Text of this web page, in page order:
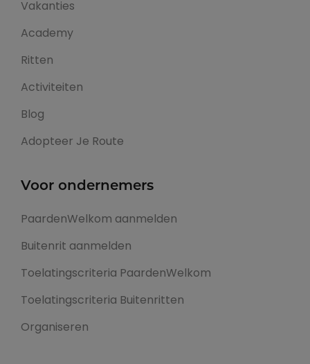
Vakanties
Academy
Ritten
Activiteiten
Blog
Adopteer Je Route
Voor ondernemers
PaardenWelkom aanmelden
Buitenrit aanmelden
Toelatingscriteria PaardenWelkom
Toelatingscriteria Buitenritten
Organiseren